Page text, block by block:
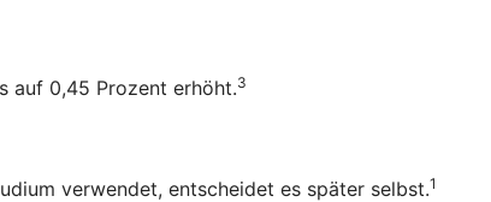
auf 0,45 Prozent erhöht.3
verwendet, entscheidet es später selbst.1